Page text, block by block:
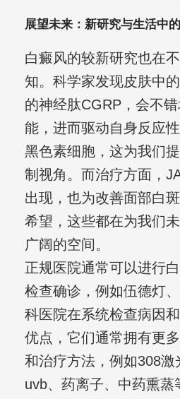
展望未来：新研究与生活中
白癜风的较新研究也在
知。科学家发现皮肤中
的神经肽CGRP，会不
能，进而驱动自身反应
黑色素细胞，这为我们
制视角。而治疗方面，
出现，也为改善面部白
希望，这些都在为我们
广阔的空间。
正规医院通常可以进行
检查确诊，例如伍德灯
科医院在系统检查病因
优点，它们通常拥有更
和治疗方法，例如308激
uvb、药离子、中药熏蒸